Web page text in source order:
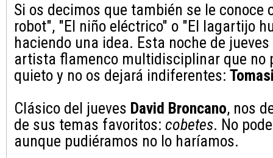
Si os decimos que también se le conoce
robot", "El niño eléctrico" o "El lagartijo
haciendo una idea. Esta noche de
artista flamenco multidisciplinar que no
quieto y no os dejará indiferentes:
Clásico del jueves David Broncano, nos
de sus temas favoritos: cobetes. No
aunque pudiéramos no lo haríamos.